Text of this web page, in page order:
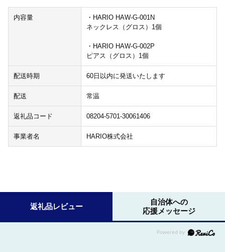
内容量
・HARIO HAW-G-001N
ネックレス（グロス）1個
・HARIO HAW-G-002P
ピアス（グロス）1個
配送時期 60日以内に発送いたします
配送 常温
返礼品コード 08204-5701-30061406
事業者名 HARIO株式会社
返礼品レビュー
自治体への
応援メッセージ